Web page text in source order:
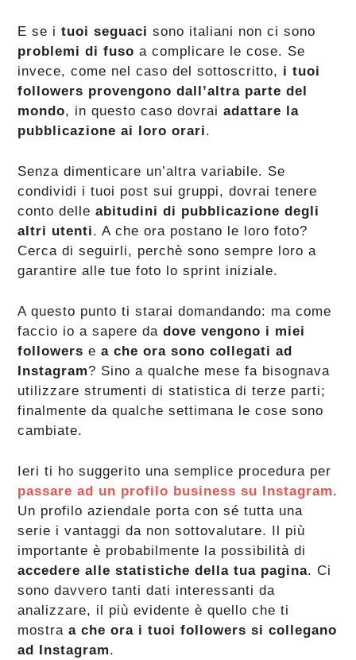
E se ituoi seguacisono italiani non ci sono
problemi di fuso a complicare le cose. Se
invece, come nel caso del sottoscritto, i tuoi
followers provengono dall’altra parte del
mondo, in questo caso dovrai adattare la
pubblicazione ai loro orari.
Senza dimenticare un’altra variabile. Se
condividi i tuoi post sui gruppi, dovrai tenere
conto delleabitudini di pubblicazione degli
altri utenti. A che ora postano le loro foto?
Cerca di seguirli, perchè sono sempre loro a
garantire alle tue foto lo sprint iniziale.
A questo punto ti starai domandando: ma come
faccio io a sapere dadove vengono i miei
followers ea che ora sono collegati ad
Instagram? Sino a qualche mese fa bisognava
utilizzare strumenti di statistica di terze parti;
finalmente da qualche settimana le cose sono
cambiate.
Ieri ti ho suggerito una semplice procedura per
passare ad un profilo business su Instagram.
Un profilo aziendale porta con sé tutta una
serie i vantaggi da non sottovalutare. Il più
importante è probabilmente la possibilità di
accedere alle statistiche della tua pagina. Ci
sono davvero tanti dati interessanti da
analizzare, il più evidente è quello che ti
mostraa che ora i tuoi followers si collegano
ad Instagram.